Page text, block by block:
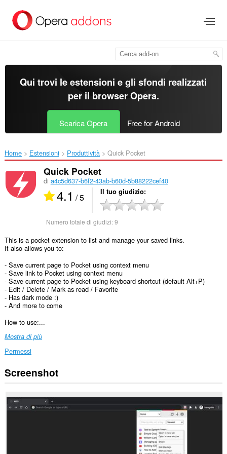
contenuto
Qui trovi le estensioni e gli sfondi realizzati
per il browser Opera.
Scarica Opera Free for Android
Home Estensioni Produttività Quick Pocket‎
Quick Pocket
di a4c5d637-b6f2-43ab-b60d-5b88222cef40
4.1 / 5 Il tuo giudizio
Numero totale di giudizi:9
This is a pocket extension to list and manage your saved links.
It also allows you to:
- Save current page to Pocket using context menu
- Save link to Pocket using context menu
- Save current page to Pocket using keyboard shortcut (default Alt+P)
- Edit / Delete / Mark as read / Favorite
- Has dark mode :)
- And more to come
How to use:...
Mostra di più
Permessi
Questa
estensione
accedere
ai
Screenshot